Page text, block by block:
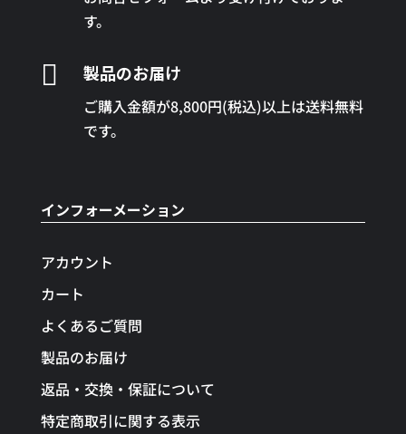
す。
 製品のお届け
ご購入金額が8,800円(税込)以上は送料無料
です。
インフォーメーション
アカウント
カート
よくあるご質問
製品のお届け
返品・交換・保証について
特定商取引に関する表示